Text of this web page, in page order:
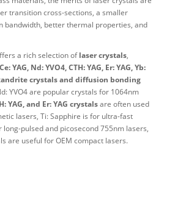
transition cross-sections, a smaller
bandwidth, better thermal properties, and
a rich selection oflaser crystals,
YAG, Nd: YVO4, CTH: YAG, Er: YAG, Yb:
crystals and diffusion bonding
YVO4 are popular crystals for 1064nm
YAG, and Er: YAG crystalsare often used
lasers, Ti: Sapphire is for ultra-fast
pulsed and picosecond 755nm lasers,
are useful for OEM compact lasers.